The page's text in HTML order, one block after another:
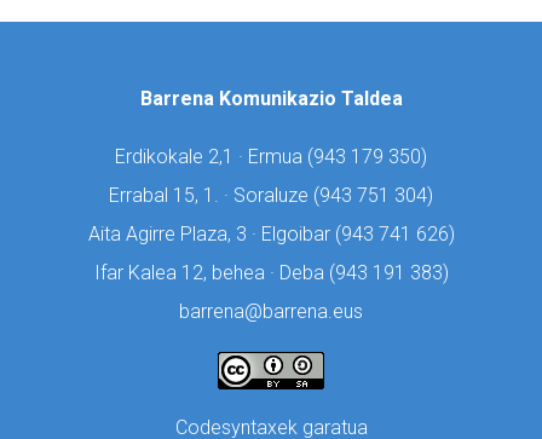
Barrena Komunikazio Taldea
Erdikokale 2,1 · Ermua (943 179 350)
Errabal 15, 1. · Soraluze (943 751 304)
Aita Agirre Plaza, 3 · Elgoibar (943 741 626)
Ifar Kalea 12, behea · Deba (943 191 383)
barrena@barrena.eus
Codesyntaxek garatua